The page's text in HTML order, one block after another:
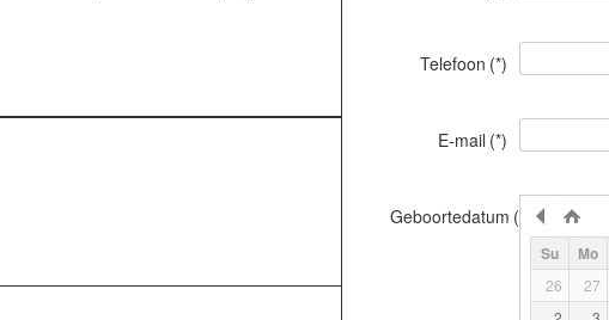
Telefoon (*)
E-mail (*)
Geboortedatum (*)
Su Mo
26 27